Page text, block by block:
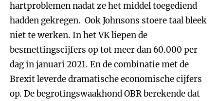
hartproblemen nadat ze het middel toegediend
hadden gekregen. Ook Johnsons stoere taal bleek
niet te werken. In het VK liepen de
besmettingscijfers op tot meer dan 60.000 per
dag in januari 2021. En de combinatie met de
Brexit leverde dramatische economische cijfers
op. De begrotingswaakhond OBR berekende dat